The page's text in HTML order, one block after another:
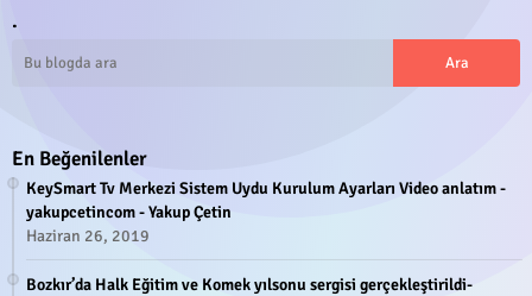
.
En Beğenilenler
KeySmart Tv Merkezi Sistem Uydu Kurulum Ayarları Video anlatım -
yakupcetincom - Yakup Çetin
Haziran 26, 2019
Bozkır’da Halk Eğitim ve Komek yılsonu sergisi gerçekleştirildi-